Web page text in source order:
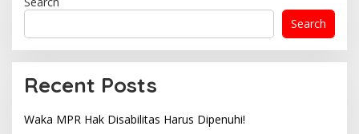
Search
Recent Posts
Waka MPR Hak Disabilitas Harus Dipenuhi!